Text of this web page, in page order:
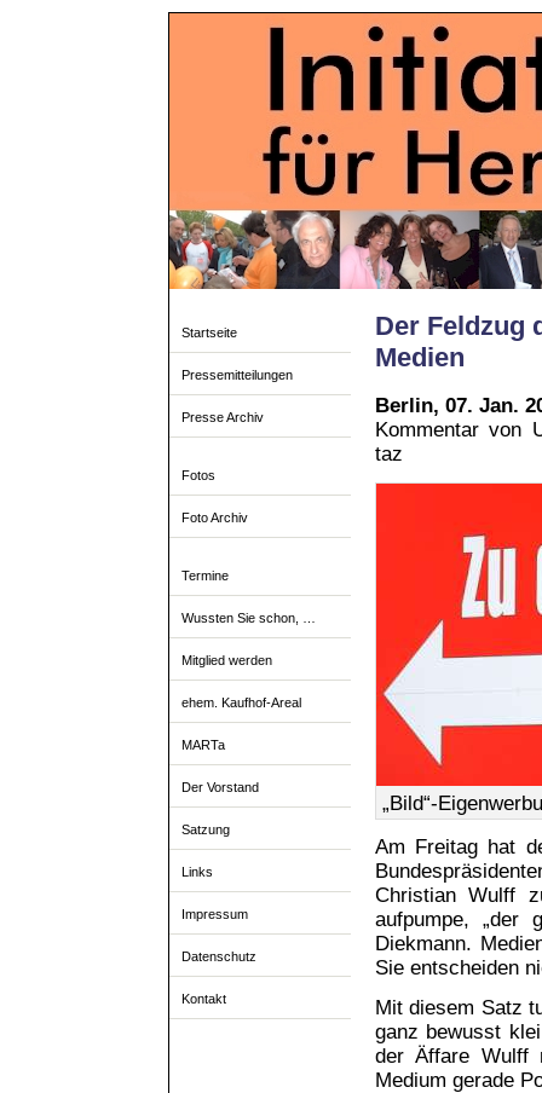
Startseite
Pressemitteilungen
Presse Archiv
Fotos
Foto Archiv
Termine
Wussten Sie schon, …
Mitglied werden
ehem. Kaufhof-Areal
MARTa
Der Vorstand
Satzung
Links
Impressum
Datenschutz
Kontakt
Der Feldzug
Medien
Berlin, 07. Jan.
Kommentar von
taz
„Bild“-
Am Freitag hat
Christian Wulff
aufpumpe, „der
Diekmann.
Sie entscheiden
Mit diesem Satz
ganz bewusst
der Äffare Wulff
Medium gerade